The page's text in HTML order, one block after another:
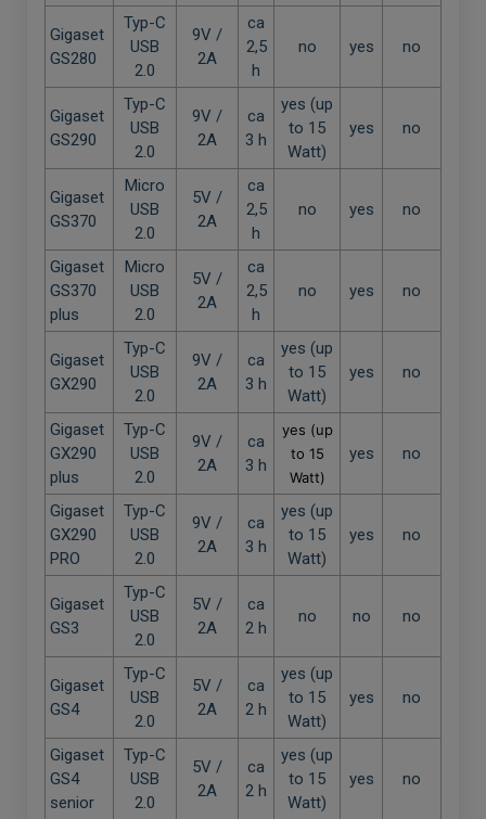
Gigaset
GS280
Typ-C
USB
2.0
9V /
2A
ca
2,5
h
no yes no
Gigaset
GS290
Typ-C
USB
2.0
9V /
2A
ca
3 h
yes (up
to 15
Watt)
yes no
Gigaset
GS370
Micro
USB
2.0
5V /
2A
ca
2,5
h
no yes no
Gigaset
GS370
plus
Micro
USB
2.0
5V /
2A
ca
2,5
h
no yes no
Gigaset
GX290
Typ-C
USB
2.0
9V /
2A
ca
3 h
yes (up
to 15
Watt)
yes no
Gigaset
GX290
plus
Typ-C
USB
2.0
9V /
2A
ca
3 h
yes (up
to 15
Watt)
yes no
Gigaset
GX290
PRO
Typ-C
USB
2.0
9V /
2A
ca
3 h
yes (up
to 15
Watt)
yes no
Gigaset
GS3
Typ-C
USB
2.0
5V /
2A
ca
2 h
no no no
Gigaset
GS4
Typ-C
USB
2.0
5V /
2A
ca
2 h
yes (up
to 15
Watt)
yes no
Gigaset
GS4
senior
Typ-C
USB
2.0
5V /
2A
ca
2 h
yes (up
to 15
Watt)
yes no